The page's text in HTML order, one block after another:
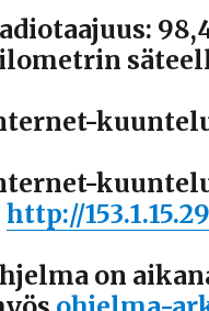
http://
on